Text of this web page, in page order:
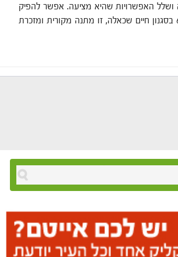
ושלל האפשרויות שהיא מציעה. אפשר להפיק
סרטון או מצגת לגיל 60 בסגנון חיים שכאלה, זו מתנה מקורית ומזכרת